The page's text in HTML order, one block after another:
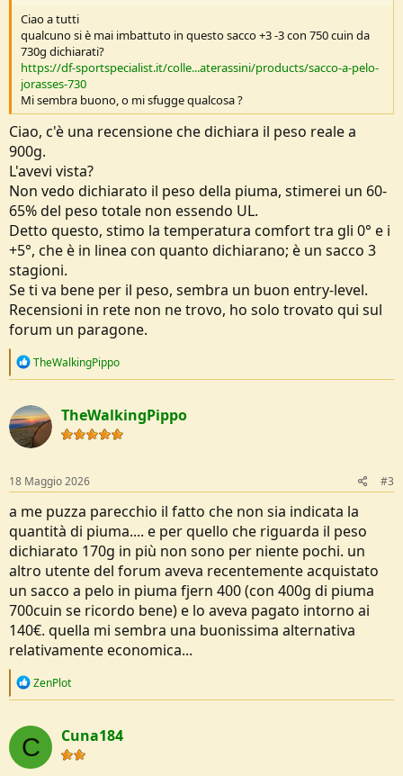
Ciao a tutti
qualcuno si è mai imbattuto in questo sacco +3 -3 con 750 cuin da
730g dichiarati?
https://df-sportspecialist.it/colle...aterassini/products/sacco-a-pelo-
jorasses-730
Mi sembra buono, o mi sfugge qualcosa ?
Ciao, c'è una recensione che dichiara il peso reale a
900g.
L'avevi vista?
Non vedo dichiarato il peso della piuma, stimerei un 60-
65% del peso totale non essendo UL.
Detto questo, stimo la temperatura comfort tra gli 0° e i
+5°, che è in linea con quanto dichiarano; è un sacco 3
stagioni.
Se ti va bene per il peso, sembra un buon entry-level.
Recensioni in rete non ne trovo, ho solo trovato qui sul
forum un paragone.
R
c
t
i
o
s
:
TheWalkingPippo
TheWalkingPippo
18 Maggio 2026 #3
a me puzza parecchio il fatto che non sia indicata la
quantità di piuma.... e per quello che riguarda il peso
dichiarato 170g in più non sono per niente pochi. un
altro utente del forum aveva recentemente acquistato
un sacco a pelo in piuma fjern 400 (con 400g di piuma
700cuin se ricordo bene) e lo aveva pagato intorno ai
140€. quella mi sembra una buonissima alternativa
relativamente economica...
R
c
t
i
o
ZenPlot
C Cuna184